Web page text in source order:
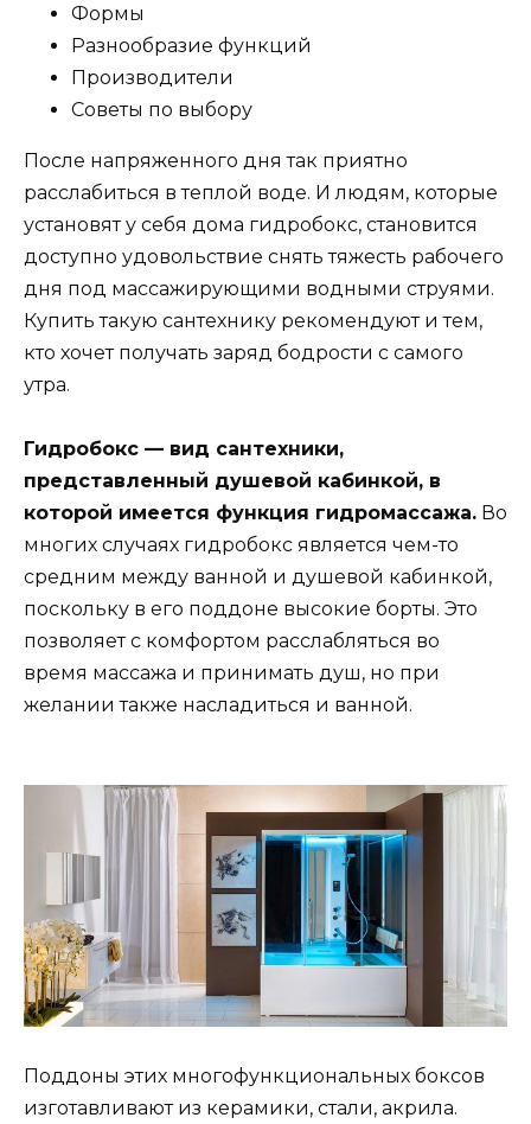
Формы
Разнообразие функций
Производители
Советы по выбору
После напряженного дня так приятно
расслабиться в теплой воде. И людям, которые
установят у себя дома гидробокс, становится
доступно удовольствие снять тяжесть рабочего
дня под массажирующими водными струями.
Купить такую сантехнику рекомендуют и тем,
кто хочет получать заряд бодрости с самого
утра.
Гидробокс — вид сантехники,
представленный душевой кабинкой, в
которой имеется функция гидромассажа. Во
многих случаях гидробокс является чем-то
средним между ванной и душевой кабинкой,
поскольку в его поддоне высокие борты. Это
позволяет с комфортом расслабляться во
время массажа и принимать душ, но при
желании также насладиться и ванной.
Поддоны этих многофункциональных боксов
изготавливают из керамики, стали, акрила.